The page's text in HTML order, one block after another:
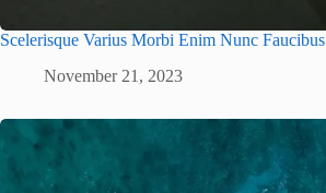
Scelerisque Varius Morbi Enim Nunc Faucibus
November 21, 2023